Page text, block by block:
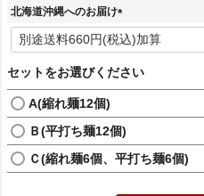
北海道沖縄へのお届け
(
必
)
セットをお選びください
A(縮れ麺12個)
Ｂ(平打ち麺12個)
Ｃ(縮れ麺6個、平打ち麺6個)